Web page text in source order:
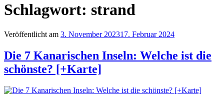
Schlagwort: strand
Veröffentlicht am 3. November 202317. Februar 2024
Die 7 Kanarischen Inseln: Welche ist die
schönste? [+Karte]